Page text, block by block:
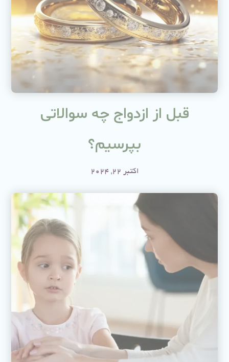
قبل از ازدواج چه سوالاتی
بپرسیم؟
اکتبر 22, 2024